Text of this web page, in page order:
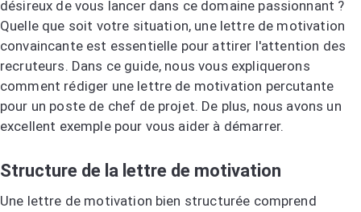
désireux de vous lancer dans ce domaine passionnant ?
Quelle que soit votre situation, une lettre de motivation
convaincante est essentielle pour attirer l'attention des
recruteurs. Dans ce guide, nous vous expliquerons
comment rédiger une lettre de motivation percutante
pour un poste de chef de projet. De plus, nous avons un
excellent exemple pour vous aider à démarrer.
Structure de la lettre de motivation
Une lettre de motivation bien structurée comprend